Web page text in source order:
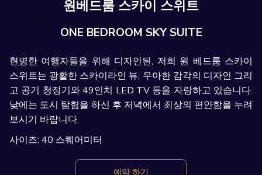
links
will
content
above
원베드룸 스카이 스위트
ONE BEDROOM SKY SUITE
현명한 여행자들을 위해 디자인된, 저희 원 베드룸 스카이
스위트는 광활한 스카이라인 뷰, 우아한 감각의 디자인 그리
고 공기 청정기와 49인치 LED TV 등을 자랑하고 있습니다.
낮에는 도시 탐험을 하신 후 저녁에서 최상의 편안함을 누려
보시기 바랍니다.
사이즈: 40 스퀘어미터
예약 하기